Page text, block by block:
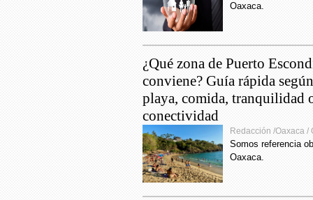
años
12:23
9:40
Oaxaca.
¿Qué zona de Puerto
conviene? Guía rápida
playa, comida, tranquilidad
conectividad
Redacción /Oaxaca /
Somos referencia
Oaxaca.